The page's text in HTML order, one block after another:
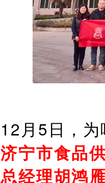
12月5日，
济宁市食品
总经理胡鸿